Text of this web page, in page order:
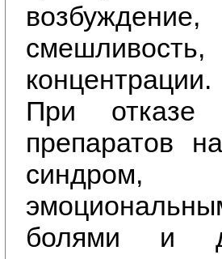
концентрации.
При отказе
препаратов
болями и